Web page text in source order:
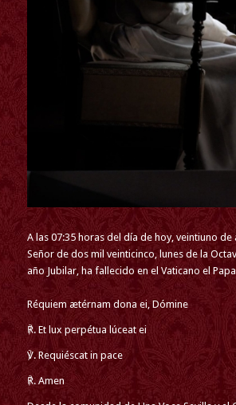
A las 07:35 horas del día de hoy, veintiuno de
Señor de dos mil veinticinco, lunes de la
año Jubilar, ha fallecido en el Vaticano el
Réquiem ætérnam dona ei, Dómine
℟. Et lux perpétua lúceat ei
℣. Requiéscat in pace
℟. Amen